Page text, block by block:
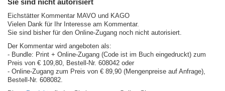
Sie sind nicht autorisiert
Eichstätter Kommentar MAVO und KAGO
Vielen Dank für Ihr Interesse am Kommentar.
Sie sind bisher für den Online-Zugang noch nicht autorisiert.
Der Kommentar wird angeboten als:
- Bundle: Print + Online-Zugang (Code ist im Buch eingedruckt) zum
Preis von € 109,80, Bestell-Nr. 608042 oder
- Online-Zugang zum Preis von € 89,90 (Mengenpreise auf Anfrage),
Bestell-Nr. 608082.